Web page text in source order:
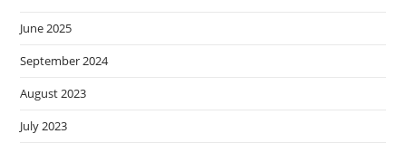
June 2025
September 2024
August 2023
July 2023